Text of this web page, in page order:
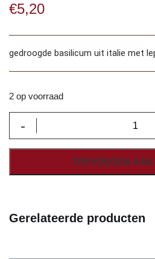
€5,20
gedroogde basilicum uit italie met
2 op voorraad
-
Kruiden
basilico
met
60gr
TOEVOEGEN AAN
Gerelateerde producten